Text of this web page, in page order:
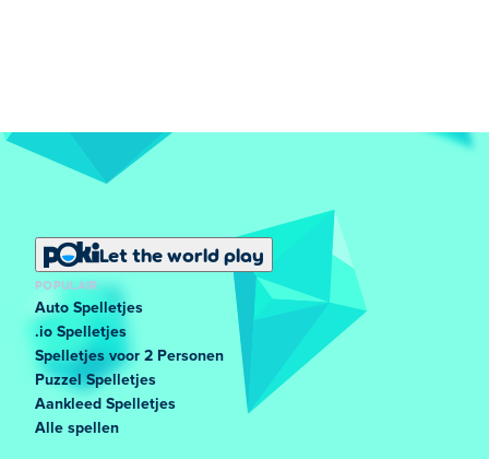
Let the world play
POPULAIR
Auto Spelletjes
.io Spelletjes
Spelletjes voor 2 Personen
Puzzel Spelletjes
Aankleed Spelletjes
Alle spellen